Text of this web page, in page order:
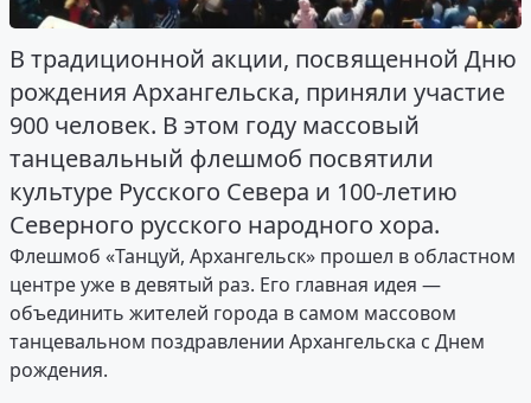
В традиционной акции, посвященной Дню
рождения Архангельска, приняли участие
900 человек. В этом году массовый
танцевальный флешмоб посвятили
культуре Русского Севера и 100-летию
Северного русского народного хора.
Флешмоб «Танцуй, Архангельск» прошел в областном
центре уже в девятый раз. Его главная идея —
объединить жителей города в самом массовом
танцевальном поздравлении Архангельска с Днем
рождения.